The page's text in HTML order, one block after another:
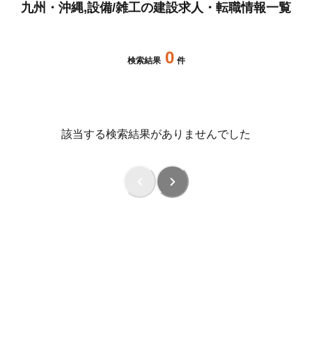
九州・沖縄,設備/雑工の建設求人・転職情報一覧
検索結果 0 件
該当する検索結果がありませんでした